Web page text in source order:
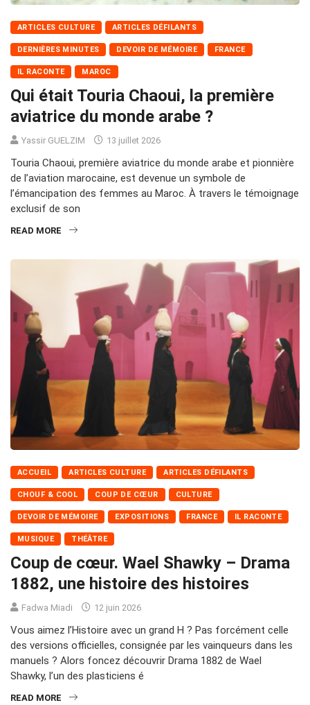
ARTICLES CULTURE ARTICLES DÉFILANTS
DERNIÈRES MINUTES DEVOIR DE MÉMOIRE FRANCE
IL RACONTE MAROC
Qui était Touria Chaoui, la première
aviatrice du monde arabe ?
Yassir GUELZIM 13 juillet 2026
Touria Chaoui, première aviatrice du monde arabe et pionnière
de l’aviation marocaine, est devenue un symbole de
l’émancipation des femmes au Maroc. À travers le témoignage
exclusif de son
READ MORE
ACCUEIL ARTICLES CULTURE ARTICLES DÉFILANTS
CHOUF & COOL COUP DE CŒUR CULTURE
DEVOIR DE MÉMOIRE EXPOSITIONS FRANCE IL RACONTE
MUSIQUE THÉÂTRE
Coup de cœur. Wael Shawky – Drama
1882, une histoire des histoires
Fadwa Miadi 12 juin 2026
Vous aimez l’Histoire avec un grand H ? Pas forcément celle
des versions officielles, consignée par les vainqueurs dans les
manuels ? Alors foncez découvrir Drama 1882 de Wael
Shawky, l’un des plasticiens é
READ MORE